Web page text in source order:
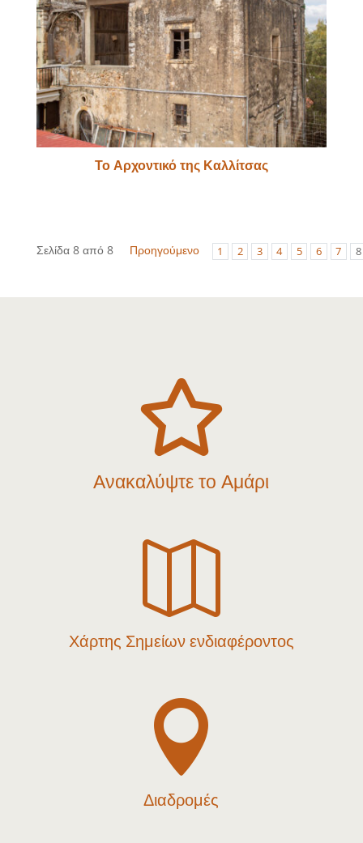
Το Αρχοντικό της Καλλίτσας
Σελίδα 8 από 8 Προηγούμενο 1 2 3 4 5 6 7 8

Ανακαλύψτε το Αμάρι

Χάρτης Σημείων ενδιαφέροντος

Διαδρομές